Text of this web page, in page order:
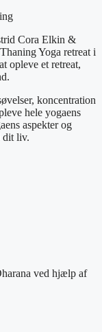
Cora Elkin &
Yoga retreat i
opleve et retreat,
koncentration
hele yogaens
aspekter og
dit liv.
ved hjælp af